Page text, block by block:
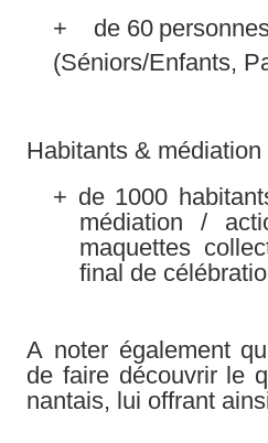
+
de 60
(Séniors/Enfants,
Habitants & médiation
+ de 1000
médiation /
maquettes
final de
A noter également
de faire découvrir le
nantais, lui offrant